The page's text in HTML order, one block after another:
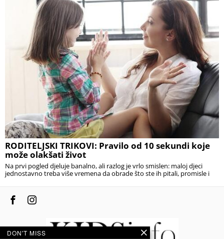
RODITELJSKI TRIKOVI: Pravilo od 10 sekundi koje
može olakšati život
Na prvi pogled djeluje banalno, ali razlog je vrlo smislen: maloj djeci
jednostavno treba više vremena da obrade što ste ih pitali, promisle i
DON'T MISS